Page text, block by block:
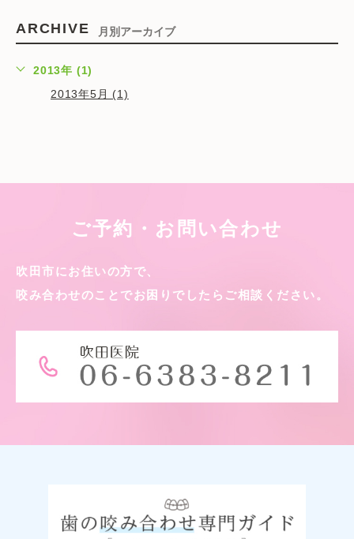
ARCHIVE 月別アーカイブ
2013年 (1)
2013年5月 (1)
ご予約・お問い合わせ
吹田市にお住いの方で、
咬み合わせのことでお困りでしたら ご相談ください。